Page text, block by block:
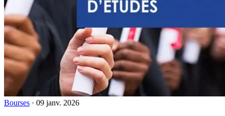
Bourses · 09 janv. 2026